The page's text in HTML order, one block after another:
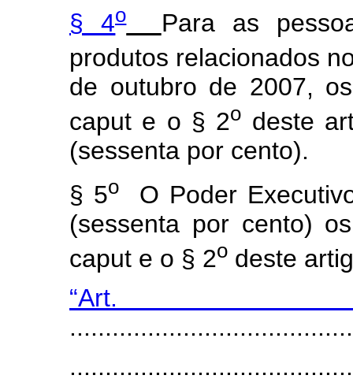
§ 4o
Para as
produtos relacionados
de outubro de 2007,
caput e o § 2o deste
(sessenta por cento).
§ 5o O Poder
(sessenta por cento)
caput e o § 2o deste